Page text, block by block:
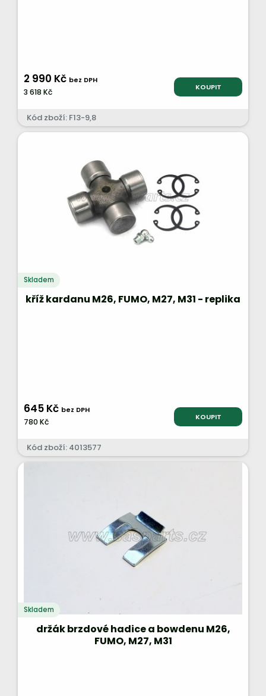
2 990 Kč bez DPH
3 618 Kč KOUPIT
Kód zboží: F13-9,8
Skladem
kříž kardanu M26, FUMO, M27, M31 - replika
645 Kč bez DPH
780 Kč KOUPIT
Kód zboží: 4013577
Skladem
držák brzdové hadice a bowdenu M26,
FUMO, M27, M31